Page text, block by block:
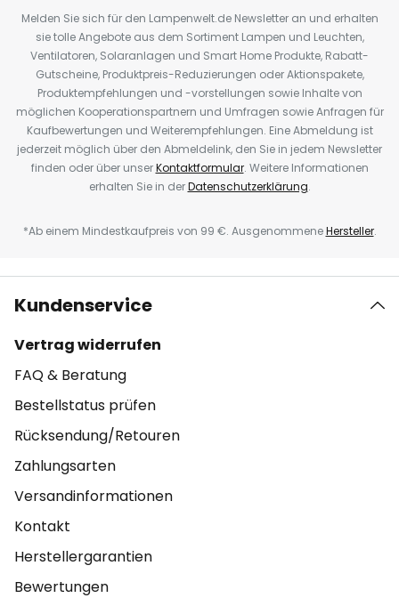
Melden Sie sich für den Lampenwelt.de Newsletter an und erhalten
sie tolle Angebote aus dem Sortiment Lampen und Leuchten,
Ventilatoren, Solaranlagen und Smart Home Produkte, Rabatt-
Gutscheine, Produktpreis-Reduzierungen oder Aktionspakete,
Produktempfehlungen und -vorstellungen sowie Inhalte von
möglichen Kooperationspartnern und Umfragen sowie Anfragen für
Kaufbewertungen und Weiterempfehlungen. Eine Abmeldung ist
jederzeit möglich über den Abmeldelink, den Sie in jedem Newsletter
finden oder über unserKontaktformular. Weitere Informationen
erhalten Sie in derDatenschutzerklärung.
*Ab einem Mindestkaufpreis von 99 €. AusgenommeneHersteller.
Kundenservice
Vertrag widerrufen
FAQ & Beratung
Bestellstatus prüfen
Rücksendung/Retouren
Zahlungsarten
Versandinformationen
Kontakt
Herstellergarantien
Bewertungen